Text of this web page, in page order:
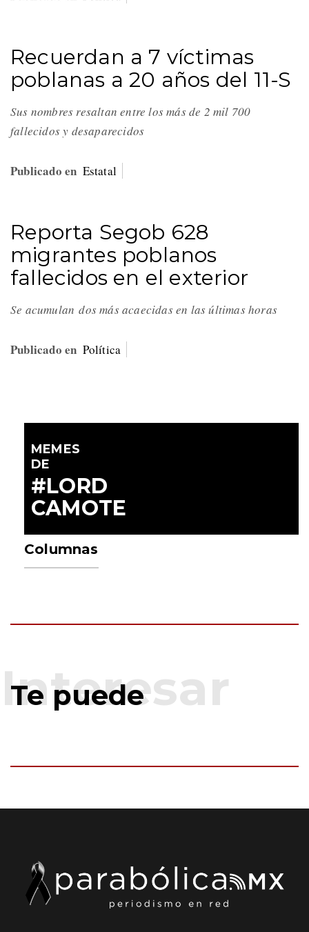
Recuerdan a 7 víctimas
poblanas a 20 años del 11-S
Sus nombres resaltan entre los más de 2 mil 700
fallecidos y desaparecidos
Publicado en Estatal
Reporta Segob 628
migrantes poblanos
fallecidos en el exterior
Se acumulan dos más acaecidas en las últimas horas
Publicado en Política
MEMES
DE
#LORD
CAMOTE
Columnas
Te puede